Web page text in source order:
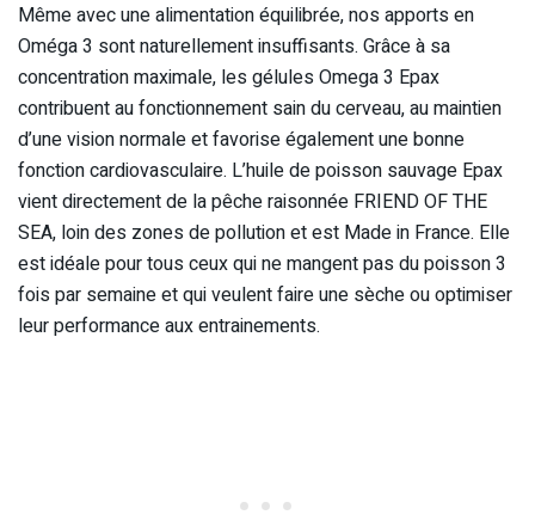
Même avec une alimentation équilibrée, nos apports en
Oméga 3 sont naturellement insuffisants. Grâce à sa
concentration maximale, les gélules Omega 3 Epax
contribuent au fonctionnement sain du cerveau, au maintien
d’une vision normale et favorise également une bonne
fonction cardiovasculaire. L’huile de poisson sauvage Epax
vient directement de la pêche raisonnée FRIEND OF THE
SEA, loin des zones de pollution et est Made in France. Elle
est idéale pour tous ceux qui ne mangent pas du poisson 3
fois par semaine et qui veulent faire une sèche ou optimiser
leur performance aux entrainements.